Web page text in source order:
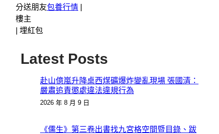
分送朋友包養行情
樓主
埋紅包
Latest Posts
赴山億嵐升降桌西煤礦爆炸變亂現場 張國清：
嚴肅追責懲處違法違規行為
2026 年 8 月 9 日
《儒生》第三卷出書找九宮格空間暨目錄、跋